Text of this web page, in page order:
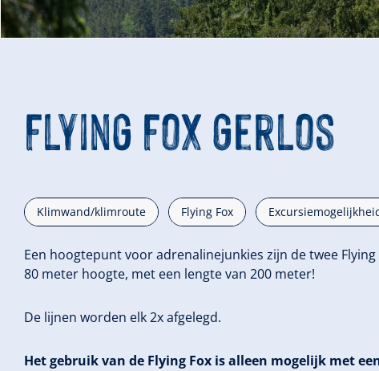
Flying Fox Gerlos
Klimwand/klimroute Flying Fox
Een hoogtepunt voor adrenalinejunkies zijn de twee
80 meter hoogte, met een lengte van 200 meter!
De lijnen worden elk 2x afgelegd.
Het gebruik van de Flying Fox is alleen mogelijk met